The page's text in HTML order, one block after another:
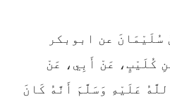
سُلَيْمَانَ عن ابوبکر
كُلَيْبٍ، عَنْ أَبِي، عَنْ
عَلَيْهِ وَسَلَّمَ أَنَّهُ كَانَ